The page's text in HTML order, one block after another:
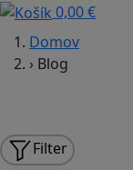
0,00 €
Domov
› Blog
Filter